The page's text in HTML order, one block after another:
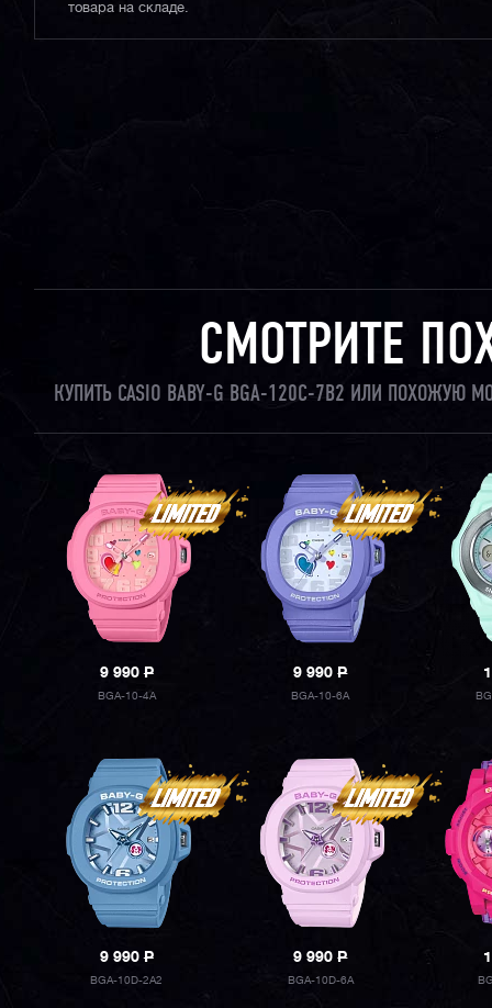
товара на складе.
СМОТРИТЕ
КУПИТЬ CASIO BABY-G BGA-120C-7B2 ИЛИ ПОХОЖУЮ
9 990P
BGA-10-4A
9 990P
BGA-10-6A
9 990P
BGA-10D-2A2
9 990P
BGA-10D-6A